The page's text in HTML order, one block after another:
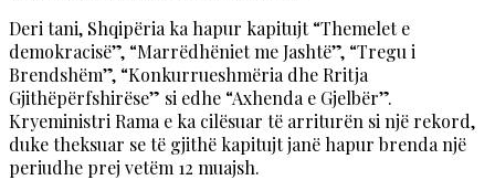
Deri tani, Shqipëria ka hapur kapitujt “Themelet e
demokracisë”, “Marrëdhëniet me Jashtë”, “Tregu i
Brendshëm”, “Konkurrueshmëria dhe Rritja
Gjithëpërfshirëse” si edhe “Axhenda e Gjelbër”.
Kryeministri Rama e ka cilësuar të arriturën si një rekord,
duke theksuar se të gjithë kapitujt janë hapur brenda një
periudhe prej vetëm 12 muajsh.